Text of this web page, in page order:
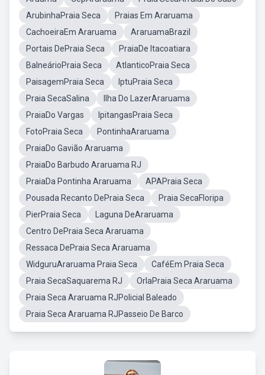
ArubinhaPraia Seca
Praias Em Araruama
CachoeiraEm Araruama
AraruamaBrazil
Portais DePraia Seca
PraiaDe Itacoatiara
BalneárioPraia Seca
AtlanticoPraia Seca
PaisagemPraia Seca
IptuPraia Seca
Praia SecaSalina
Ilha Do LazerAraruama
PraiaDo Vargas
IpitangasPraia Seca
FotoPraia Seca
PontinhaAraruama
PraiaDo Gavião Araruama
PraiaDo Barbudo Araruama RJ
PraiaDa Pontinha Araruama
APAPraia Seca
Pousada Recanto DePraia Seca
Praia SecaFloripa
PierPraia Seca
Laguna DeAraruama
Centro DePraia Seca Araruama
Ressaca DePraia Seca Araruama
WidguruAraruama Praia Seca
CaféEm Praia Seca
Praia SecaSaquarema RJ
OrlaPraia Seca Araruama
Praia Seca Araruama RJPolicial Baleado
Praia Seca Araruama RJPasseio De Barco